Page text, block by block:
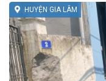
HUYỆN GIA LÂM